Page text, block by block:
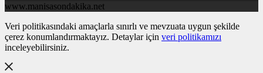
www.manisasondakika.net
Veri politikasındaki amaçlarla sınırlı ve mevzuata uygun şekilde
çerez konumlandırmaktayız. Detaylar için veri politikamızı
inceleyebilirsiniz.